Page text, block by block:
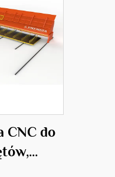
CNC do